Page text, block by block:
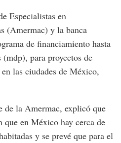
Especialistas en
(Amermac) y la banca
de financiamiento hasta
para proyectos de
las ciudades de México,
la Amermac, explicó que
que en México hay cerca de
y se prevé que para el